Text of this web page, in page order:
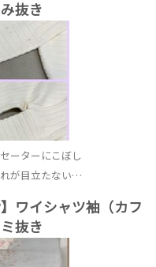
抜き
ーターにこぼし
が目立たない…
ワイシャツ袖（カフ
抜き